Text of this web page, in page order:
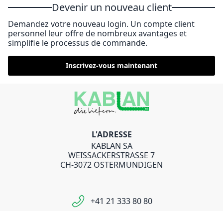
Devenir un nouveau client
Demandez votre nouveau login. Un compte client
personnel leur offre de nombreux avantages et
simplifie le processus de commande.
Inscrivez-vous maintenant
L'ADRESSE
KABLAN SA
WEISSACKERSTRASSE 7
CH-3072 OSTERMUNDIGEN
+41 21 333 80 80